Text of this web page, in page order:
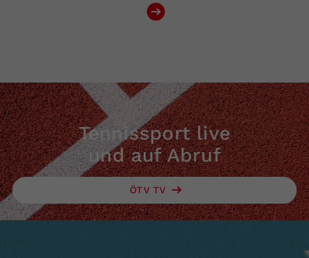
Tennissport live
und auf Abruf
ÖTV TV